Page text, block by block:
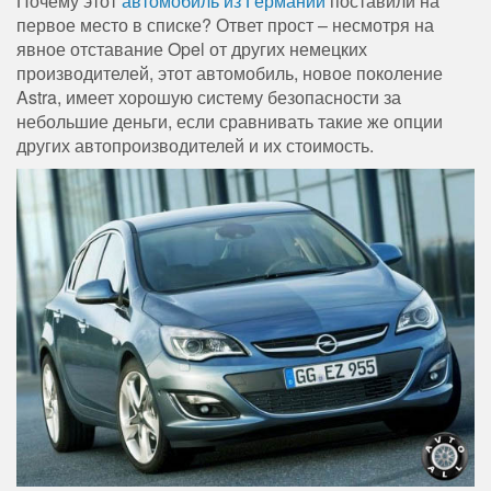
первое место в списке? Ответ прост – несмотря на
явное отставание Opel от других немецких
производителей, этот автомобиль, новое поколение
Astra, имеет хорошую систему безопасности за
небольшие деньги, если сравнивать такие же опции
других автопроизводителей и их стоимость.